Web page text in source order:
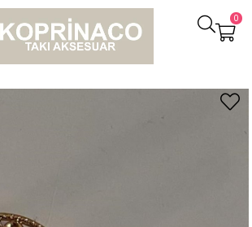
0
Özel Kaplama Dantel Vintage Küpe (2.80 Cm)